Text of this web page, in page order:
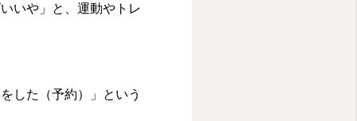
いや」と、運動やトレ
した（予約）」という